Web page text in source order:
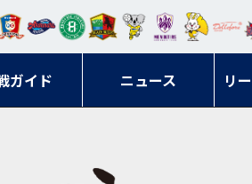
ガイド ニュース リ
ネ コラ
ンマ
ーレ
ービ
ー石
ック 名古
オレ
ット
ツ